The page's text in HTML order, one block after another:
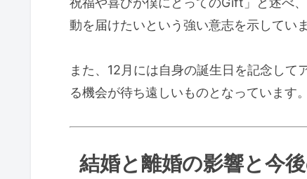
動を届けたいという強い意志を示していま
また、12月には自身の誕生日を記念し
る機会が待ち遠しいものとなっています
結婚と離婚の影響と今